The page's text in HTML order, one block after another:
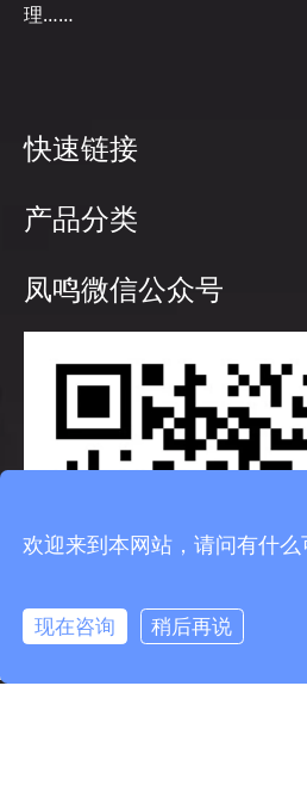
理……
快速链接
15358868788
凤鸣公众号
产品分类
凤鸣微信公众号
欢迎来到本网站，请问有什么
现在咨询 稍后再说